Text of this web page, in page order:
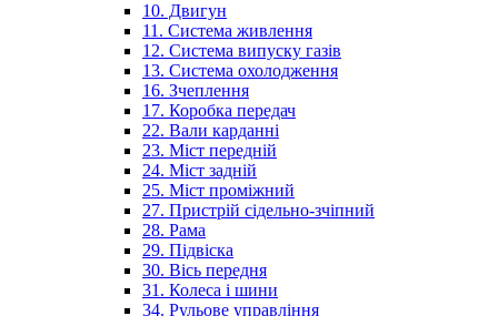
10. Двигун
11. Система живлення
12. Система випуску газів
13. Система охолодження
16. Зчеплення
17. Коробка передач
22. Вали карданні
23. Міст передній
24. Міст задній
25. Міст проміжний
27. Пристрій сідельно-зчіпний
28. Рама
29. Підвіска
30. Вісь передня
31. Колеса і шини
34. Рульове управління